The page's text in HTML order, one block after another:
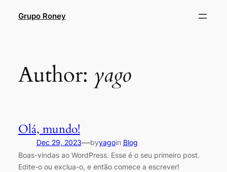
Grupo Roney
Author: yago
Olá, mundo!
Dec 29, 2023—byyagoin Blog
Boas-vindas ao WordPress. Esse é o seu primeiro post.
Edite-o ou exclua-o, e então comece a escrever!